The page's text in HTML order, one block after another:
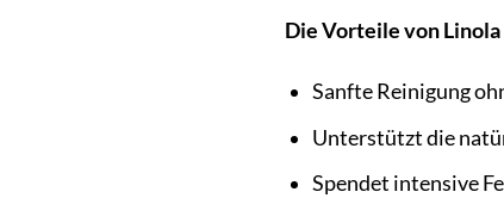
Die Vorteile von
Sanfte Reinigung
Unterstützt die
Spendet intensive